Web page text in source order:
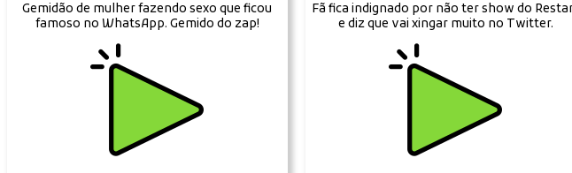
Gemidão de mulher fazendo sexo que ficou
famoso no WhatsApp. Gemido do zap!
Fã fica indignado por não ter show do
e diz que vai xingar muito no Twitter.